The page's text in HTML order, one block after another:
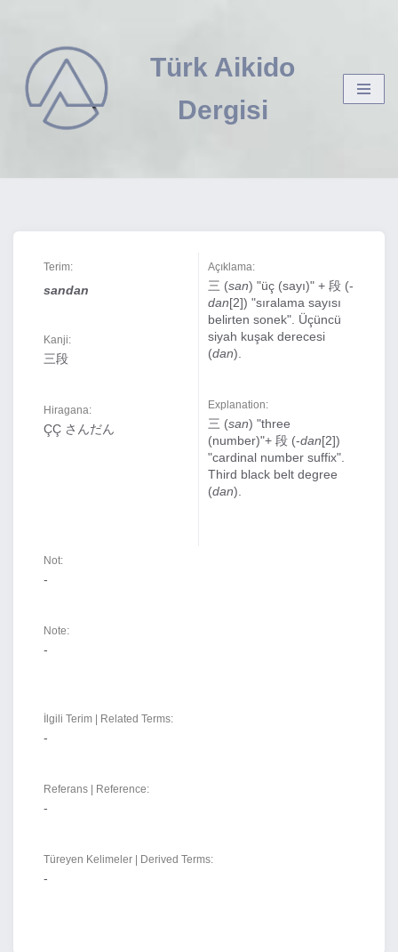
İçeriğe
geç
Türk Aikido
Dergisi
Terim:
sandan
Kanji:
三段
Hiragana:
ÇÇ さんだん
Açıklama:
三 (san) "üç (sayı)" + 段 (-
dan[2]) "sıralama sayısı
belirten sonek". Üçüncü
siyah kuşak derecesi
(dan).
Explanation:
三 (san) "three
(number)"+ 段 (-dan[2])
"cardinal number suffix".
Third black belt degree
(dan).
Not:
-
Note:
-
İlgili Terim | Related Terms:
-
Referans | Reference:
-
Türeyen Kelimeler | Derived Terms:
-